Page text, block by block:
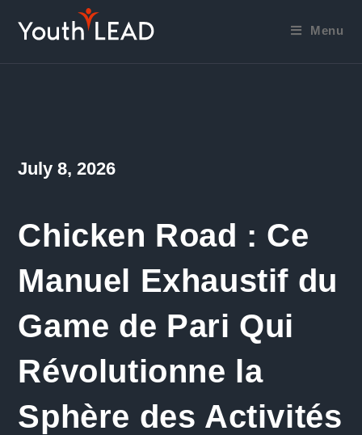
Menu
Post
published:
July 8, 2026
Chicken Road : Ce
Manuel Exhaustif du
Game de Pari Qui
Révolutionne la
Sphère des Activités